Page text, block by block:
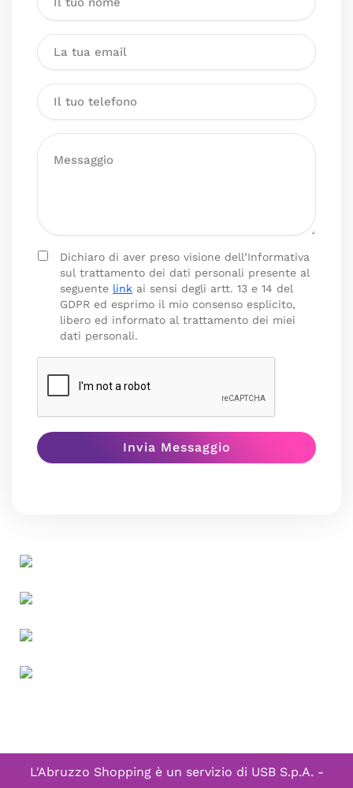
Dichiaro di aver preso visione dell’Informativa
sul trattamento dei dati personali presente al
seguente link ai sensi degli artt. 13 e 14 del
GDPR ed esprimo il mio consenso esplicito,
libero ed informato al trattamento dei miei
dati personali.
L'Abruzzo Shopping è un servizio di USB S.p.A. -